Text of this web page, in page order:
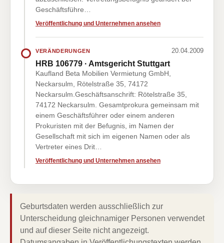
Geschäftsführe…
Veröffentlichung und Unternehmen ansehen
VERÄNDERUNGEN 20.04.2009
HRB 106779 · Amtsgericht Stuttgart
Kaufland Beta Mobilien Vermietung GmbH,
Neckarsulm, Rötelstraße 35, 74172
Neckarsulm.Geschäftsanschrift: Rötelstraße 35,
74172 Neckarsulm. Gesamtprokura gemeinsam mit
einem Geschäftsführer oder einem anderen
Prokuristen mit der Befugnis, im Namen der
Gesellschaft mit sich im eigenen Namen oder als
Vertreter eines Drit…
Veröffentlichung und Unternehmen ansehen
Geburtsdaten werden ausschließlich zur
Unterscheidung gleichnamiger Personen verwendet
und auf dieser Seite nicht angezeigt.